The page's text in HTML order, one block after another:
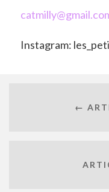
Instagram:
←